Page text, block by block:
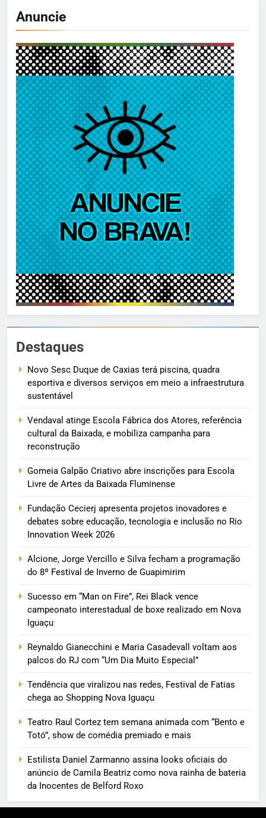
Anuncie
Destaques
Novo Sesc Duque de Caxias terá piscina, quadra
esportiva e diversos serviços em meio a infraestrutura
sustentável
Vendaval atinge Escola Fábrica dos Atores, referência
cultural da Baixada, e mobiliza campanha para
reconstrução
Gomeia Galpão Criativo abre inscrições para Escola
Livre de Artes da Baixada Fluminense
Fundação Cecierj apresenta projetos inovadores e
debates sobre educação, tecnologia e inclusão no Rio
Innovation Week 2026
Alcione, Jorge Vercillo e Silva fecham a programação
do 8º Festival de Inverno de Guapimirim
Sucesso em “Man on Fire”, Rei Black vence
campeonato interestadual de boxe realizado em Nova
Iguaçu
Reynaldo Gianecchini e Maria Casadevall voltam aos
palcos do RJ com “Um Dia Muito Especial”
Tendência que viralizou nas redes, Festival de Fatias
chega ao Shopping Nova Iguaçu
Teatro Raul Cortez tem semana animada com “Bento e
Totó”, show de comédia premiado e mais
Estilista Daniel Zarmanno assina looks oficiais do
anúncio de Camila Beatriz como nova rainha de bateria
da Inocentes de Belford Roxo